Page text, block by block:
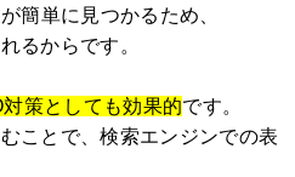
簡単に見つかるため、
るからです。
策としても効果的です。
ことで、検索エンジンでの表